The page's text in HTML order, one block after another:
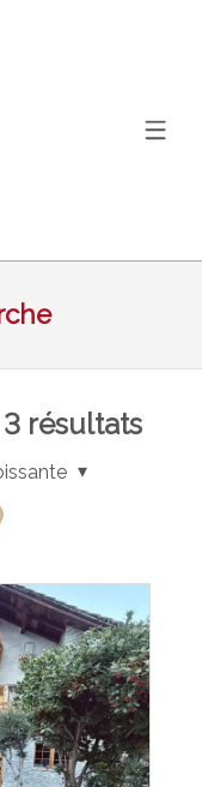
3résultats